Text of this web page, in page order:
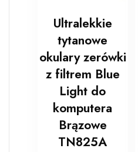
Ultralekkie
tytanowe
okulary zerówki
z filtrem Blue
Light do
komputera
Brązowe
TN825A